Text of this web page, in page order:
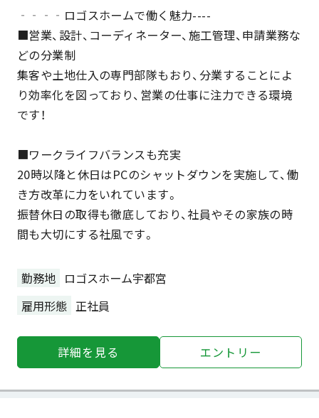
‐‐‐‐ロゴスホームで働く魅力----
■営業、設計、コーディネーター、施工管理、申請業務な
どの分業制
集客や土地仕入の専門部隊もおり、分業することによ
り効率化を図っており、営業の仕事に注力できる環境
です！
■ワークライフバランスも充実
20時以降と休日はPCのシャットダウンを実施して、働
き方改革に力をいれています。
振替休日の取得も徹底しており、社員やその家族の時
間も大切にする社風です。
勤務地 ロゴスホーム宇都宮
雇用形態 正社員
詳細を⾒る エントリー